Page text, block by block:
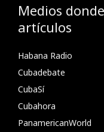
Medios
artículos
Habana Radio
Cubadebate
CubaSí
Cubahora
PanamericanWorld